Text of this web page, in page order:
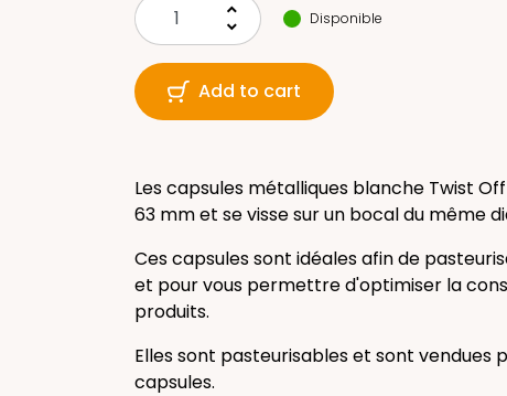
keyboard_arrow_up
keyboard_arrow_down
Disponible
Add to cart
Les capsules métalliques blanche Twist
63 mm et se visse sur un bocal du même
Ces capsules sont idéales afin de
et pour vous permettre d'optimiser la
produits.
Elles sont pasteurisables et sont vendues
capsules.